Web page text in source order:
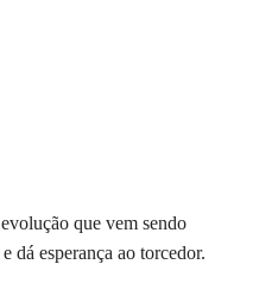
que vem sendo
dá esperança ao torcedor.